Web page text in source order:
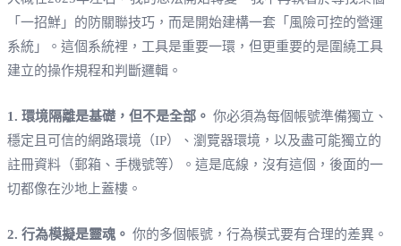
「一招鮮」的防關聯技巧，而是開始建構一套「風險可控的營運
系統」。這個系統裡，工具是重要一環，但更重要的是圍繞工具
建立的操作規程和判斷邏輯。
1. 環境隔離是基礎，但不是全部。 你必須為每個帳號準備獨立、
穩定且可信的網路環境（IP）、瀏覽器環境，以及盡可能獨立的
註冊資料（郵箱、手機號等）。這是底線，沒有這個，後面的一
切都像在沙地上蓋樓。
2. 行為模擬是靈魂。 你的多個帳號，行為模式要有合理的差異。